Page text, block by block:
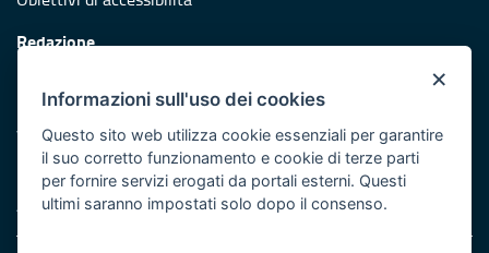
Redazione
Protezione civile
Vai al sito di Protezione Civile Puglia
Iniziativa finanziata con risorse del POR Puglia 2014/2020 -
Asse XI
×
Informazioni sull'uso dei cookies
Questo sito web utilizza cookie essenziali per garantire
il suo corretto funzionamento e cookie di terze parti
per fornire servizi erogati da portali esterni. Questi
ultimi saranno impostati solo dopo il consenso.